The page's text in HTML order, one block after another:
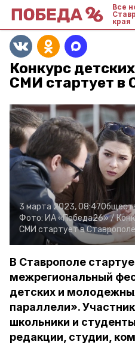
Все
края
Конкурс
СМИ стартует в
3 марта 2023, 08:47
Фото: ИА «Победа26» /
СМИ стартует в Ставрополе
В Ставрополе
межрегиональный
детских и
параллели».
школьники и
редакции, студии,